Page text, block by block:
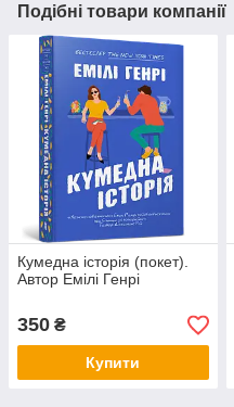
Подібні товари компанії
Кумедна історія (покет).
Автор Емілі Генрі
350 ₴
Купити